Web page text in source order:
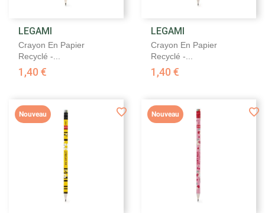
LEGAMI
Crayon En Papier
Recyclé -...
1,40 €
LEGAMI
Crayon En Papier
Recyclé -...
1,40 €
Nouveau Nouveau